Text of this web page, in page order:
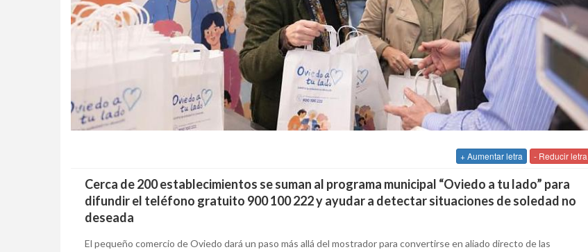
+ Aumentar letra - Reducir letra
Cerca de 200 establecimientos se suman al programa municipal “Oviedo a tu lado” para
difundir el teléfono gratuito 900 100 222 y ayudar a detectar situaciones de soledad no
deseada
El pequeño comercio de Oviedo dará un paso más allá del mostrador para convertirse en aliado directo de las